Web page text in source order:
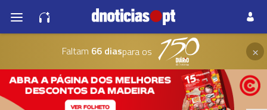
Faltam 66 diaspara os ×